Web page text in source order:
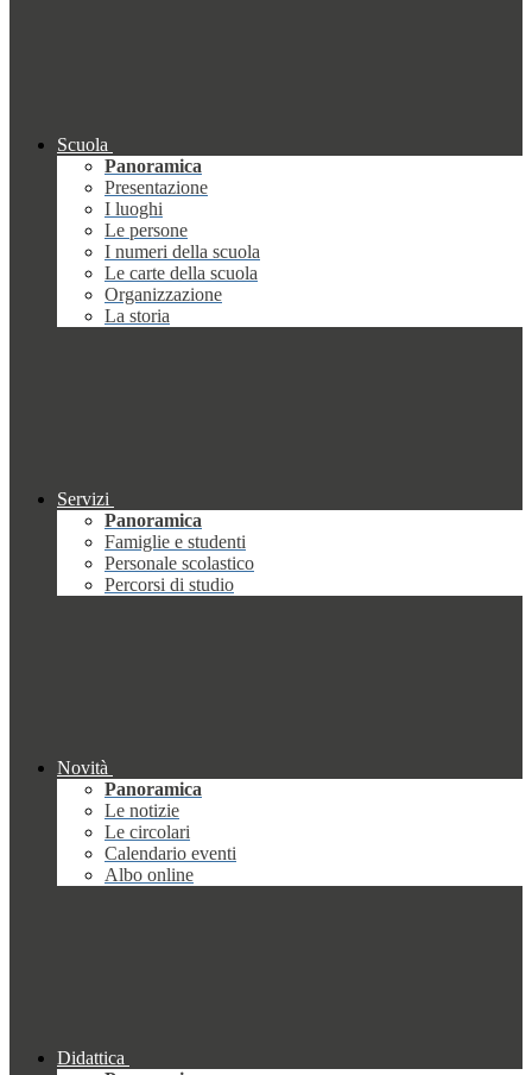
Scuola
Panoramica
Presentazione
I luoghi
Le persone
I numeri della scuola
Le carte della scuola
Organizzazione
La storia
Servizi
Panoramica
Famiglie e studenti
Personale scolastico
Percorsi di studio
Novità
Panoramica
Le notizie
Le circolari
Calendario eventi
Albo online
Didattica